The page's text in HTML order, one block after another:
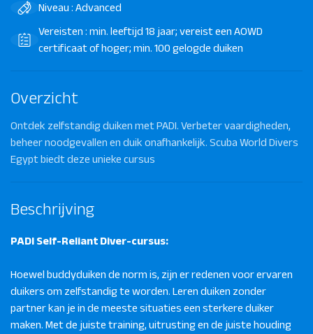
Niveau : Advanced
Vereisten : min. leeftijd 18 jaar; vereist een AOWD
certificaat of hoger; min. 100 gelogde duiken
Overzicht
Ontdek zelfstandig duiken met PADI. Verbeter vaardigheden,
beheer noodgevallen en duik onafhankelijk. Scuba World Divers
Egypt biedt deze unieke cursus
Beschrijving
PADI Self-Reliant Diver-cursus:
Hoewel buddyduiken de norm is, zijn er redenen voor ervaren
duikers om zelfstandig te worden. Leren duiken zonder
partner kan je in de meeste situaties een sterkere duiker
maken. Met de juiste training, uitrusting en de juiste houding